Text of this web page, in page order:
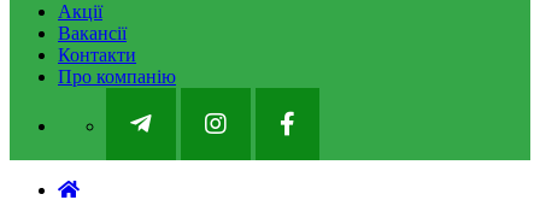
Акції
Вакансії
Контакти
Про компанію